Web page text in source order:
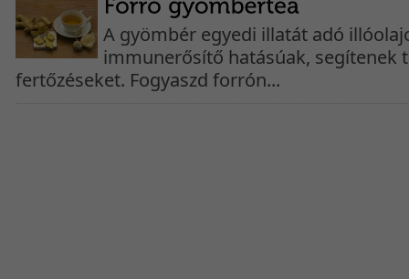
A gyömbér egyedi illatát adó
immunerősítő hatásúak, segítenek
fertőzéseket. Fogyaszd forrón...